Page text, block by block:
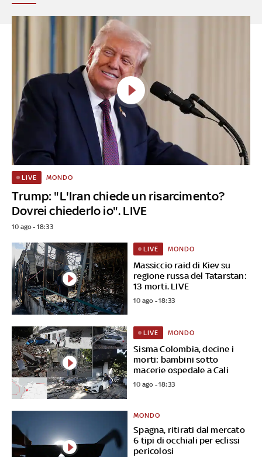
Trump: "L'Iran chiede un risarcimento?
Dovrei chiederlo io". LIVE
LIVE MONDO
10 ago - 18:33
Massiccio raid di Kiev su
regione russa del Tatarstan:
13 morti. LIVE
LIVE MONDO
10 ago - 18:33
Sisma Colombia, decine i
morti: bambini sotto
macerie ospedale a Cali
LIVE MONDO
10 ago - 18:33
Spagna, ritirati dal mercato
6 tipi di occhiali per eclissi
pericolosi
MONDO